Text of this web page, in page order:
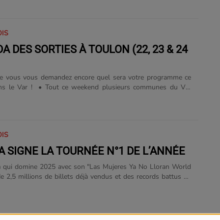
nautique Florence Arthaud avec le film......
DES SORTIES À TOULON (22, 23 & 24
vous vous demandez encore quel sera votre programme ce
le Var ! • Tout ce weekend plusieurs communes du Var
et militaires d’époques au Jardin Veyret dès......
SIGNE LA TOURNÉE N°1 DE L’ANNÉE
qui domine 2025 avec son "Las Mujeres Ya No Lloran World
2,5 millions de billets déjà vendus et des records battus au